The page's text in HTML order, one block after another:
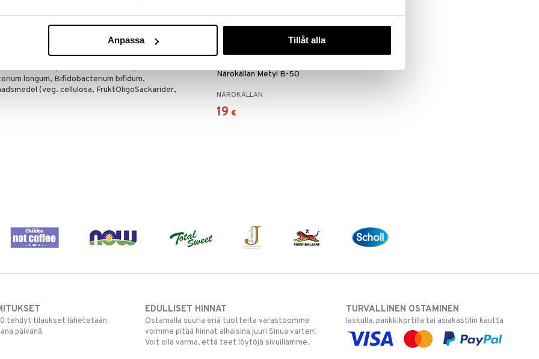
Anpassa Tillåt alla
oåtkomligt för barn.
casei, Lactobacillus plantarum,
rhamnosus, Lactobacillus brevis,
longum, Bifidobacterium bifidum,
(veg. cellulosa, FruktOligoSackarider,
Närokällan Metyl B-50
NÄROKÄLLAN
19 €
tehdyt tilaukset lähetetään
päivänä
EDULLISET HINNAT
Ostamalla suuria eriä tuotteita varastoomme
voimme pitää hinnat alhaisina juuri Sinua varten!
Voit olla varma, että teet löytöjä sivuillamme.
TURVALLINEN OSTAMINEN
laskulla, pankkikortilla tai asiakastilin kautta